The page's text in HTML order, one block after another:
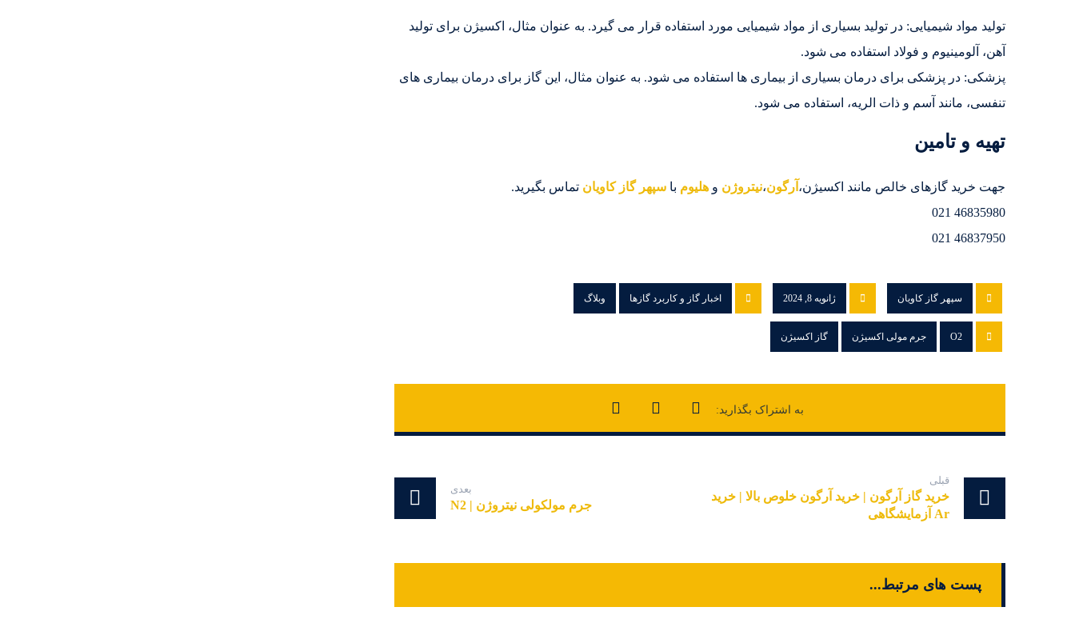
تولید مواد شیمیایی: در تولید بسیاری از مواد شیمیایی مورد استفاده قرار می گیرد. به عنوان مثال، اکسیژن برای تولید
آهن، آلومینیوم و فولاد استفاده می شود.
پزشکی: در پزشکی برای درمان بسیاری از بیماری ها استفاده می شود. به عنوان مثال، این گاز برای درمان بیماری های
تنفسی، مانند آسم و ذات الریه، استفاده می شود.
تهیه و تامین
جهت خرید گازهای خالص مانند اکسیژن، آرگون،نیتروژن و هلیوم با سپهر گاز کاویان تماس بگیرید.
46835980 021
46837950 021
سپهر گاز کاویان ژانویه 8, 2024 اخبار گاز و کاربرد گازها وبلاگ
O2 جرم مولی اکسیژن گاز اکسیژن
قبلی
خرید گاز آرگون | خرید آرگون خلوص بالا | خرید
Ar آزمایشگاهی
بعدی
جرم مولکولی نیتروژن | N2
پست های مرتبط...